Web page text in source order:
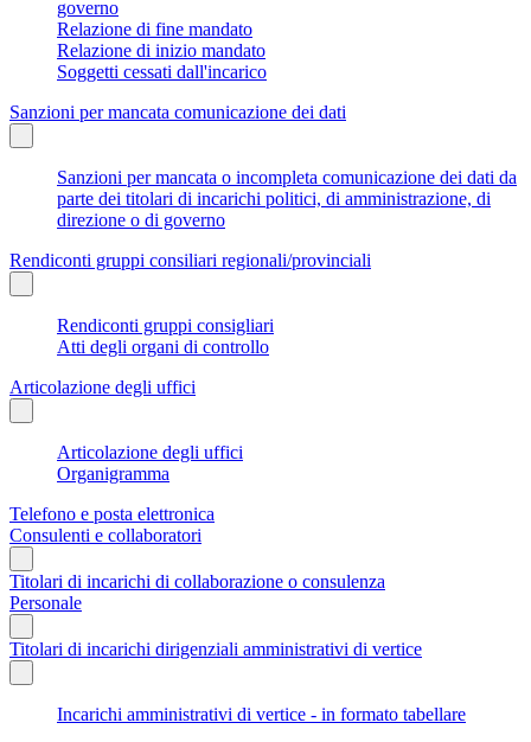
governo
Relazione di fine mandato
Relazione di inizio mandato
Soggetti cessati dall'incarico
Sanzioni per mancata comunicazione dei dati
Sanzioni per mancata o incompleta comunicazione dei dati da
parte dei titolari di incarichi politici, di amministrazione, di
direzione o di governo
Rendiconti gruppi consiliari regionali/provinciali
Rendiconti gruppi consigliari
Atti degli organi di controllo
Articolazione degli uffici
Articolazione degli uffici
Organigramma
Telefono e posta elettronica
Consulenti e collaboratori
Titolari di incarichi di collaborazione o consulenza
Personale
Titolari di incarichi dirigenziali amministrativi di vertice
Incarichi amministrativi di vertice - in formato tabellare